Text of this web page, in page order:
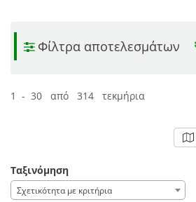
Φίλτρα αποτελεσμάτων
1 - 30 από 314 τεκμήρια
Ταξινόμηση
Σχετικότητα με κριτήρια